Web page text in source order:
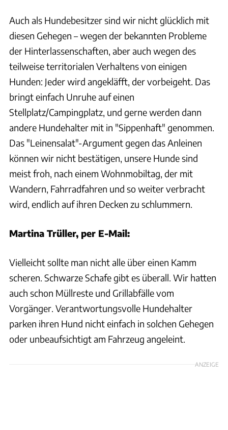
Auch als Hundebesitzer sind wir nicht glücklich mit
diesen Gehegen – wegen der bekannten Probleme
der Hinterlassenschaften, aber auch wegen des
teilweise territorialen Verhaltens von einigen
Hunden: Jeder wird angekläfft, der vorbeigeht. Das
bringt einfach Unruhe auf einen
Stellplatz/Campingplatz, und gerne werden dann
andere Hundehalter mit in "Sippenhaft" genommen.
Das "Leinensalat"-Argument gegen das Anleinen
können wir nicht bestätigen, unsere Hunde sind
meist froh, nach einem Wohnmobiltag, der mit
Wandern, Fahrradfahren und so weiter verbracht
wird, endlich auf ihren Decken zu schlummern.
Martina Trüller, per E-Mail:
Vielleicht sollte man nicht alle über einen Kamm
scheren. Schwarze Schafe gibt es überall. Wir hatten
auch schon Müllreste und Grillabfälle vom
Vorgänger. Verantwortungsvolle Hundehalter
parken ihren Hund nicht einfach in solchen Gehegen
oder unbeaufsichtigt am Fahrzeug angeleint.
ANZEIGE